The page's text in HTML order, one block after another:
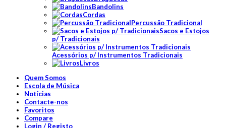
Bandolins
Cordas
Percussão Tradicional
Sacos e Estojos
p/ Tradicionais
Acessórios p/ Instrumentos Tradicionais
Livros
Quem Somos
Escola de Música
Notícias
Contacte-nos
Favoritos
Compare
Login / Registo